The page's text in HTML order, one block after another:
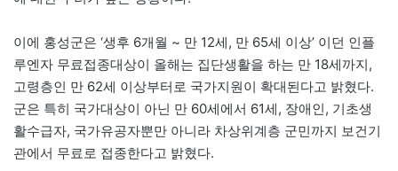
이에 홍성군은 ‘생후 6개월 ~ 만 12세, 만 65세 이상’ 이던 인플
루엔자 무료접종대상이 올해는 집단생활을 하는 만 18세까지,
고령층인 만 62세 이상부터로 국가지원이 확대된다고 밝혔다.
군은 특히 국가대상이 아닌 만 60세에서 61세, 장애인, 기초생
활수급자, 국가유공자뿐만 아니라 차상위계층 군민까지 보건기
관에서 무료로 접종한다고 밝혔다.